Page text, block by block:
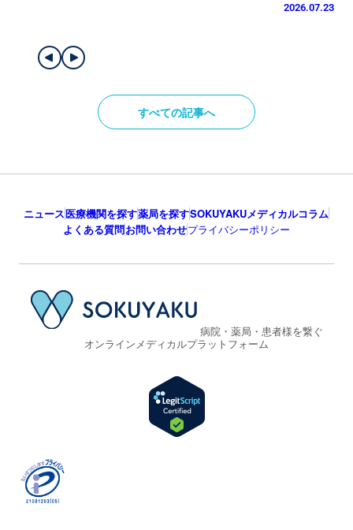
2026.07.23
すべての記事へ
ニュース医療機関を探す薬局を探すSOKUYAKUメディカルコラム
よくある質問お問い合わせプライバシーポリシー
病院・薬局・患者様を繋ぐ
オンラインメディカルプラットフォーム